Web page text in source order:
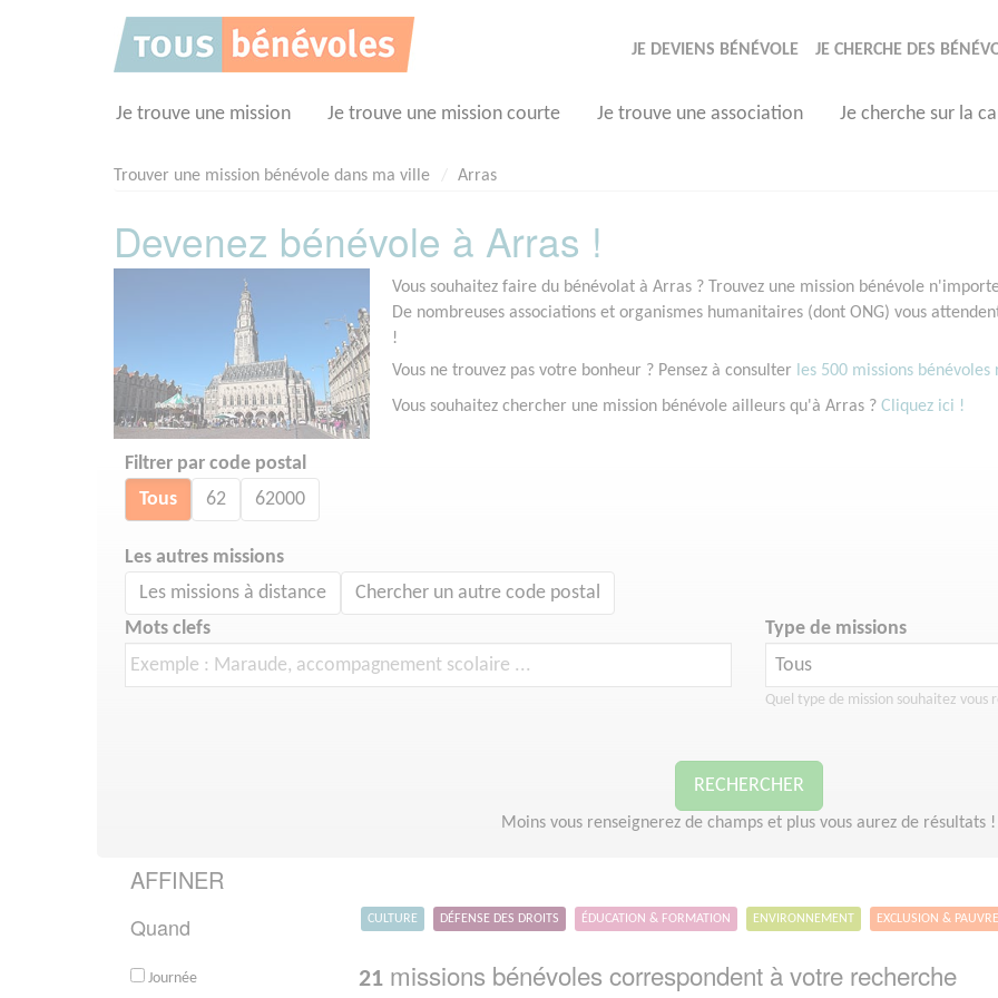
JE DEVIENS BÉNÉVOLE JE CHERCHE DES
Je trouve une mission Je trouve une mission courte Je trouve une association Je cherche sur la
Trouver une mission bénévole dans ma ville Arras
Devenez bénévole à Arras !
Vous souhaitez faire du bénévolat à Arras ? Trouvez une mission bénévole
De nombreuses associations et organismes humanitaires (dont ONG) vous
!
Vous ne trouvez pas votre bonheur ? Pensez à consulter les 500 missions
Vous souhaitez chercher une mission bénévole ailleurs qu'à Arras ? Cliquez ici !
Filtrer par code postal
Tous 62 62000
Les autres missions
Les missions à distance Chercher un autre code postal
Mots clefs Type de missions
Quel type de mission souhaitez vous
RECHERCHER
Moins vous renseignerez de champs et plus vous aurez de résultats !
AFFINER
Quand
Journée
CULTURE DÉFENSE DES DROITS ÉDUCATION & FORMATION ENVIRONNEMENT EXCLUSION &
21 missions bénévoles correspondent à votre recherche